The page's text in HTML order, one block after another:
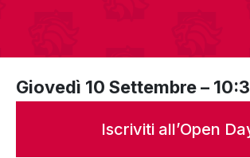
Giovedì 10 Settembre –
Iscriviti all’Open